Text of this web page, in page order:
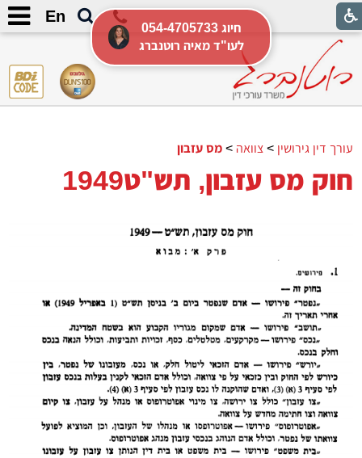
En
עורך דין גירושין >צוואה >מס עזבון
חוק מס עזבון, תש"ט­1949
054-4705733 חיוג
לעו"ד מאיה רוטנברג